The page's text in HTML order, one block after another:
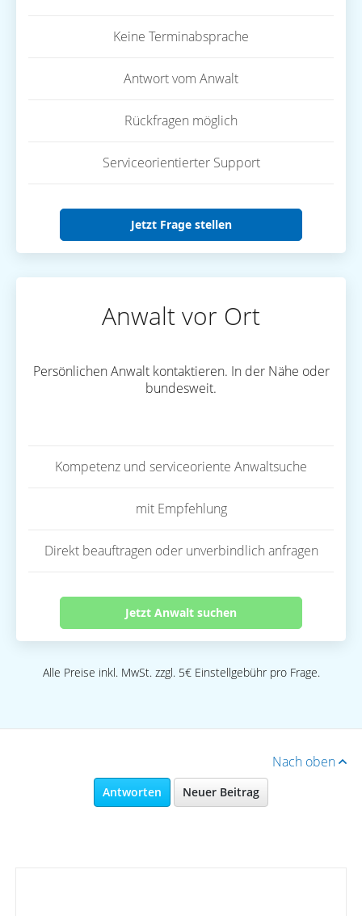
Keine Terminabsprache
Antwort vom Anwalt
Rückfragen möglich
Serviceorientierter Support
Jetzt Frage stellen
Anwalt vor Ort
Persönlichen Anwalt kontaktieren. In der Nähe oder
bundesweit.
Kompetenz und serviceoriente Anwaltsuche
mit Empfehlung
Direkt beauftragen oder unverbindlich anfragen
Jetzt Anwalt suchen
Alle Preise inkl. MwSt. zzgl. 5€ Einstellgebühr pro Frage.
Nach oben
Antworten Neuer Beitrag